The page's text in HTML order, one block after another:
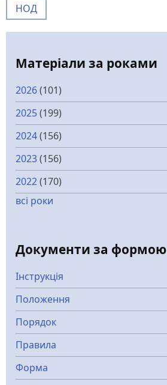
НОД
Матеріали за роками
2026(101)
2025(199)
2024(156)
2023(156)
2022(170)
всі роки
Документи за формою
Інструкція
Положення
Порядок
Правила
Форма